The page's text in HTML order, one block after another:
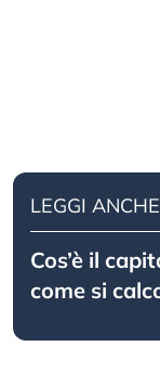
LEGGI ANCHE
Cos’è il
come si